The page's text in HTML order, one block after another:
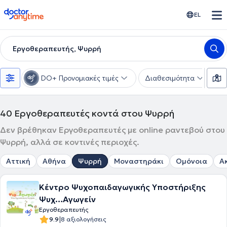
doctoranytime EL
Εργοθεραπευτής, Ψυρρή
DO+ Προνομιακές τιμές Διαθεσιμότητα
40 Εργοθεραπευτές κοντά στου Ψυρρή
Δεν βρέθηκαν Εργοθεραπευτές με online ραντεβού στου
Ψυρρή, αλλά σε κοντινές περιοχές.
Αττική Αθήνα Ψυρρή Μοναστηράκι Ομόνοια
Κέντρο Ψυχοπαιδαγωγικής Υποστήριξης
Ψυχ…Αγωγείν
Εργοθεραπευτής
9.9|8 αξιολογήσεις